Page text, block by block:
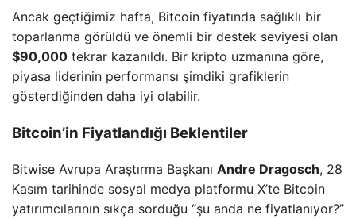
Ancak geçtiğimiz hafta, Bitcoin fiyatında sağlıklı bir
toparlanma görüldü ve önemli bir destek seviyesi olan
$90,000 tekrar kazanıldı. Bir kripto uzmanına göre,
piyasa liderinin performansı şimdiki grafiklerin
gösterdiğinden daha iyi olabilir.
Bitcoin’in Fiyatlandığı Beklentiler
Bitwise Avrupa Araştırma Başkanı Andre Dragosch, 28
Kasım tarihinde sosyal medya platformu X’te Bitcoin
yatırımcılarının sıkça sorduğu “şu anda ne fiyatlanıyor?”